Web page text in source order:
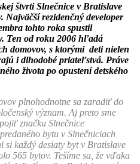
štvrti Slnečnice v Bratislave
Najväčší rezidenčný developer
tohto roka spustil
Ten od roku 2006 hľadá
domovov, s ktorými deti nielen
i dlhodobé priateľstvá. Práve
života po opustení detského
plnohodnotne sa zaradiť do
význam. Aj preto sme
značku Slnečnice
bytu v Slnečniciach
si každý desiaty byt v Bratislave
565 bytov. Tešíme sa, že vďaka